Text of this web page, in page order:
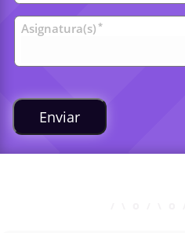
Clases
universitarias
Asignatura(s) *
Enviar